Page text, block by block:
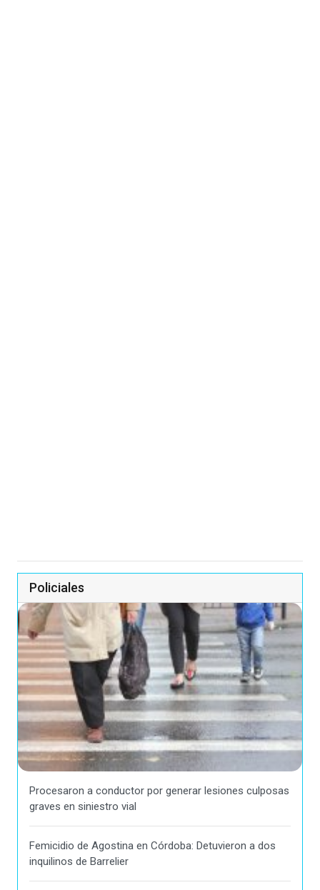
Policiales
Procesaron a conductor por generar lesiones culposas
graves en siniestro vial
Femicidio de Agostina en Córdoba: Detuvieron a dos
inquilinos de Barrelier